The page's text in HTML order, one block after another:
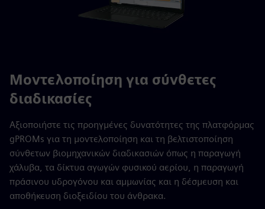
Μοντελοποίηση για σύνθετες
διαδικασίες
Αξιοποιήστε τις προηγμένες δυνατότητες της πλατφόρμας
gPROMs για τη μοντελοποίηση και τη βελτιστοποίηση
σύνθετων βιομηχανικών διαδικασιών όπως η παραγωγή
χάλυβα, τα δίκτυα αγωγών φυσικού αερίου, η παραγωγή
πράσινου υδρογόνου και αμμωνίας και η δέσμευση και
αποθήκευση διοξειδίου του άνθρακα.